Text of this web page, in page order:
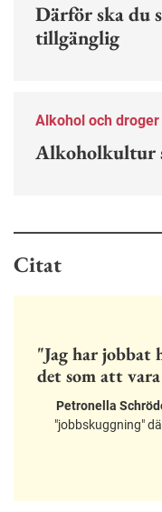
Därför ska du
tillgänglig
Alkohol och droger
Alkoholkultur
Citat
"Jag har jobbat
det som att
Petronella
"jobbskuggning"